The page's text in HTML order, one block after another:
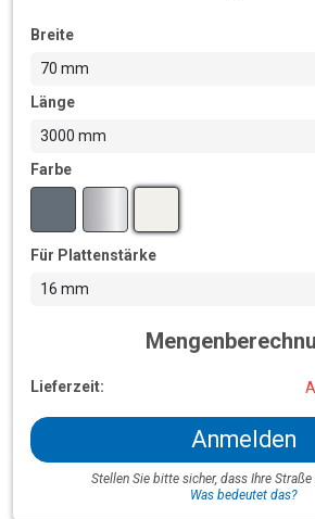
Breite
70 mm
Länge
3000 mm
Farbe
Für Plattenstärke
16 mm
Lieferzeit:
Anmelden
Stellen Sie bitte sicher, dass Ihre
Was bedeutet das?